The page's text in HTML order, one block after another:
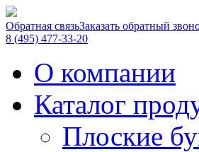
Обратная связьЗаказать обратный
8 (495) 477-33-20
О компании
Каталог
Плоские